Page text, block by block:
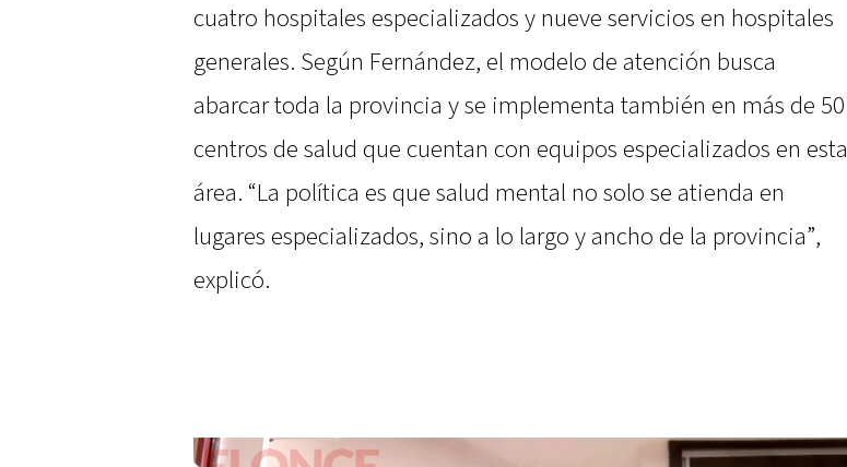
cuatro hospitales especializados y nueve servicios en hospitales
generales. Según Fernández, el modelo de atención busca
abarcar toda la provincia y se implementa también en más de 50
centros de salud que cuentan con equipos especializados en esta
área. “La política es que salud mental no solo se atienda en
lugares especializados, sino a lo largo y ancho de la provincia”,
explicó.